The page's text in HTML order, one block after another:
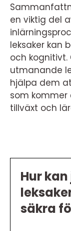
en viktig del
leksaker kan
och
utmanande
hjälpa dem
som
tillväxt och
Hur
säkra